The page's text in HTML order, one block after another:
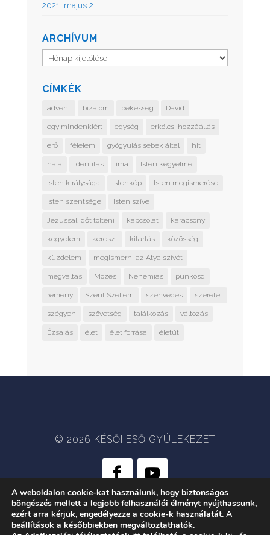
2021. május 2.
ARCHÍVUM
Archívum
CÍMKÉK
advent bizalom békesség Dávid
egy mindenkiért egység erkölcsi hozzáállás
erő félelem gyógyulás sebek által hit
hála identitás ima Isten kegyelme
Isten királysága istenkép Isten megismerése
Isten szentsége Isten szíve
Jézussal időt tölteni kapcsolat karácsony
kegyelem kereszt kitartás közösség
küzdelem megismerni az Atya szívét
megváltás Mózes Nehémiás pünkösd
remény Szent Szellem szenvedés szeretet
szégyen szövetség találkozás változás
Ézsaiás élet élet forrása életút
© 2026 KÉSŐI ESŐ GYÜLEKEZET
WEB: CRÆTIVE.HU| TÁRHELY:
RACKFOREST KFT.
A weboldalon cookie-kat használunk, hogy biztonságos
böngészés mellett a legjobb felhasználói élményt nyújthassunk,
ezért arra kérjük, engedélyezze a cookie-k használatát. A
beállítások a későbbiekben megváltoztathatók.